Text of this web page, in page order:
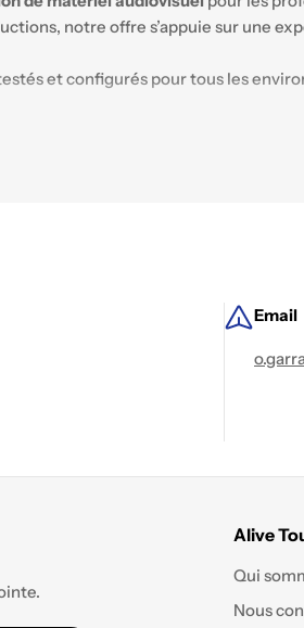
notre offre s’appuie sur une
et configurés pour tous les
Email
Alive
Qui
Nous